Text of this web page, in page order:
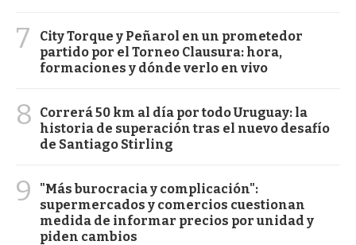
7
City Torque y Peñarol en un prometedor
partido por el Torneo Clausura: hora,
formaciones y dónde verlo en vivo
8
Correrá 50 km al día por todo Uruguay: la
historia de superación tras el nuevo desafío
de Santiago Stirling
9
"Más burocracia y complicación":
supermercados y comercios cuestionan
medida de informar precios por unidad y
piden cambios